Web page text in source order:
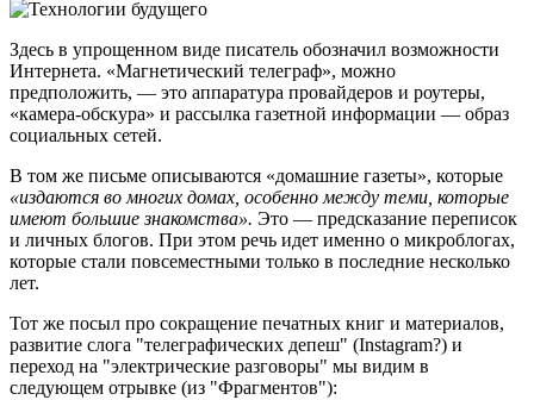
Здесь в упрощенном виде писатель обозначил возможности
Интернета. «Магнетический телеграф», можно
предположить, — это аппаратура провайдеров и роутеры,
«камера-обскура» и рассылка газетной информации — образ
социальных сетей.
В том же письме описываются «домашние газеты», которые
«издаются во многих домах, особенно между теми, которые
имеют большие знакомства». Это — предсказание переписок
и личных блогов. При этом речь идет именно о микроблогах,
которые стали повсеместными только в последние несколько
лет.
Тот же посыл про сокращение печатных книг и материалов,
развитие слога "телеграфических депеш" (Instagram?) и
переход на "электрические разговоры" мы видим в
следующем отрывке (из "Фрагментов"):